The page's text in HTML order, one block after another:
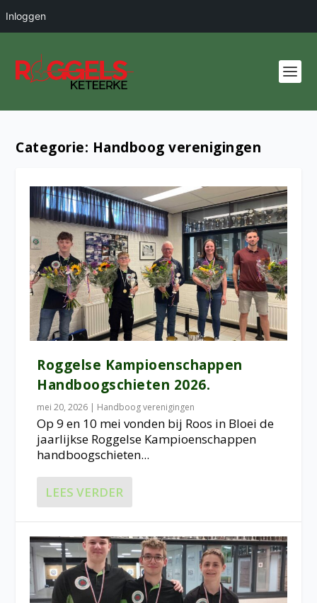
Inloggen
Categorie: Handboog verenigingen
Roggelse Kampioenschappen
Handboogschieten 2026.
mei 20, 2026 | Handboog verenigingen
Op 9 en 10 mei vonden bij Roos in Bloei de
jaarlijkse Roggelse Kampioenschappen
handboogschieten...
LEES VERDER